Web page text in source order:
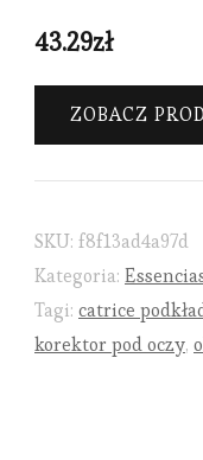
43.29zł
ZOBACZ
SKU: f8f13ad4a97d
Kategoria:
Tagi: catrice
korektor pod oczy,